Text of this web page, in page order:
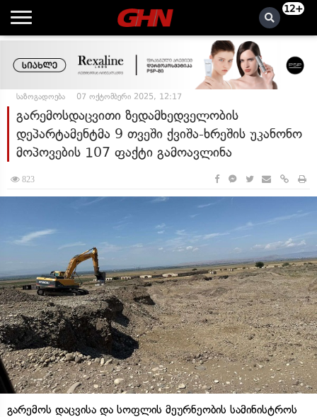
12+
საზოგადოება 07 ოქტომბერი 2025, 12:17
გარემოსდაცვითი ზედამხედველობის
დეპარტამენტმა 9 თვეში ქვიშა-ხრეშის უკანონო
მოპოვების 107 ფაქტი გამოავლინა
823
გარემოს დაცვისა და სოფლის მეურნეობის სამინისტროს